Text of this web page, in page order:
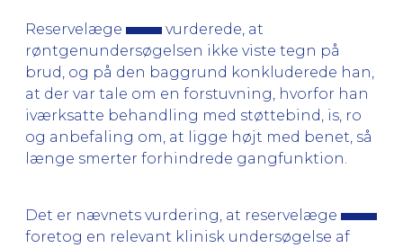
Reservelæge
vurderede, at
røntgenundersøgelsen ikke viste tegn på
brud, og på den baggrund konkluderede han,
at der var tale om en forstuvning, hvorfor han
iværksatte behandling med støttebind, is, ro
og anbefaling om, at ligge højt med benet, så
længe smerter forhindrede gangfunktion.
Det er nævnets vurdering, at reservelæge
foretog en relevant klinisk undersøgelse af